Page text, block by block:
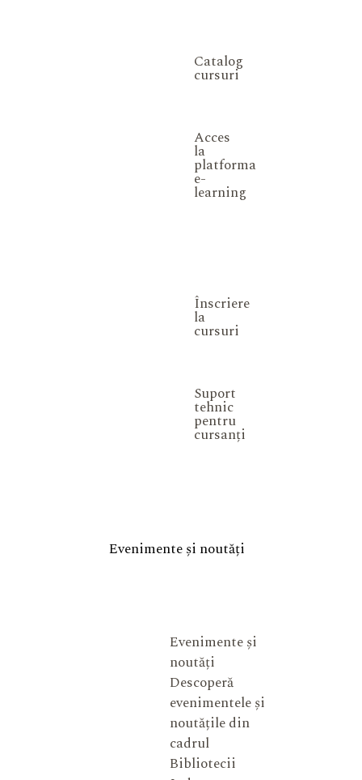
Catalog
cursuri
Acces
la
platforma
e-
learning
Înscriere
la
cursuri
Suport
tehnic
pentru
cursanți
Evenimente și noutăți
Evenimente și
noutăți
Descoperă
evenimentele și
noutățile din
cadrul
Bibliotecii